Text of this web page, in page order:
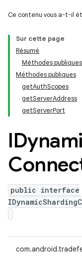
Ce contenu vous a-t-il
Sur cette page
Résumé
Méthodes publiques
Méthodes publiques
getAuthScopes
getServerAddress
getServerPort
public interface